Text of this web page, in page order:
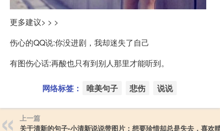
更多建议> > >
伤心的QQ说:你没进剧，我却迷失了自己
有图伤心话:再酸也只有到别人那里才能听到。
网络标签： 唯美句子 悲伤 说说
上一篇
关于清新的句子-小清新说说带图片：想要珍惜却总是失去，喜欢